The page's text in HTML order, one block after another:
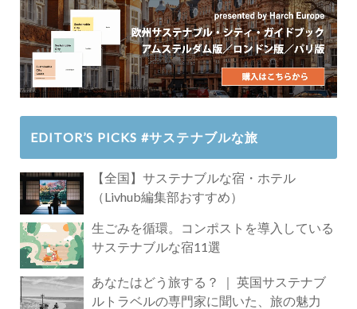
EDITOR’S PICKS #サステナブルな旅
【全国】サステナブルな宿・ホテル
（Livhub編集部おすすめ）
生ごみを循環。コンポストを導入している
サステナブルな宿11選
あなたはどう旅する？ ｜ 英国サステナブ
ルトラベルの専門家に聞いた、旅の魅力